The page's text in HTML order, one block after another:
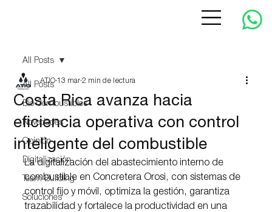
All Posts
Bio Combustibles
Novedades
Opinión
Digitalización
Team Building
Soluciones
All Posts
Costa Rica avanza hacia
eficiencia operativa con control
inteligente del combustible
ATIO 13 mar 2 min de lectura
La digitalización del abastecimiento interno de
combustible en Concretera Orosi, con sistemas de
control fijo y móvil, optimiza la gestión, garantiza
trazabilidad y fortalece la productividad en una